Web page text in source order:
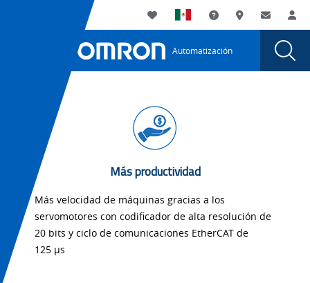
Utility
Navigation
My List Soporte DóndeContacto
Automatización
Inverters
Más productividad
Más velocidad de máquinas gracias a los
servomotores con codificador de alta resolución de
20 bits y ciclo de comunicaciones EtherCAT de
125 µs